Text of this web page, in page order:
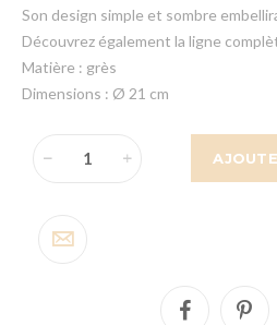
Son design simple et sombre
Découvrez également la ligne
Matière : grès
Dimensions : Ø 21 cm